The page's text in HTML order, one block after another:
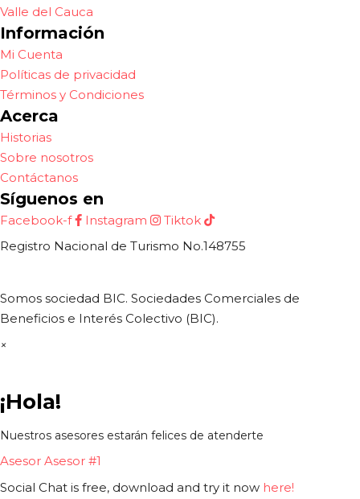
Valle del Cauca
Información
Mi Cuenta
Políticas de privacidad
Términos y Condiciones
Acerca
Historias
Sobre nosotros
Contáctanos
Síguenos en
Facebook-f Instagram
Tiktok
Registro Nacional de Turismo No.148755
Somos sociedad BIC. Sociedades Comerciales de
Beneficios e Interés Colectivo (BIC).
×
¡Hola!
Nuestros asesores estarán felices de atenderte
Asesor Asesor #1
Social Chat is free, download and try it now here!